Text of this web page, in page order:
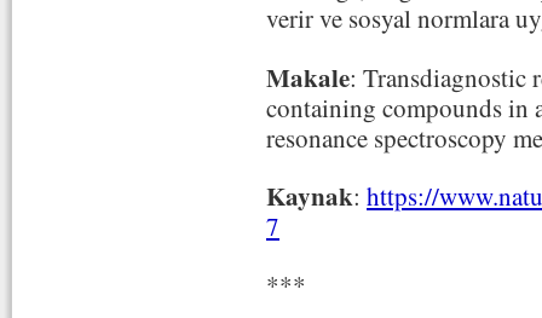
verir ve sosyal normlara
Makale: Transdiagnostic
containing compounds in
resonance spectroscopy
Kaynak: https://
7
***